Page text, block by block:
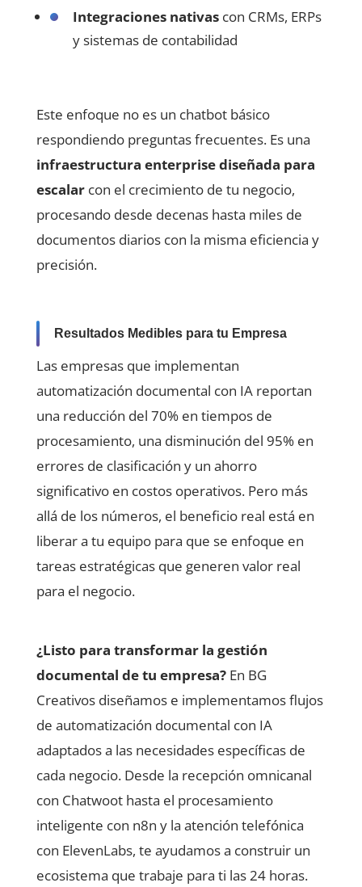
Integraciones nativas con CRMs, ERPs
y sistemas de contabilidad
Este enfoque no es un chatbot básico
respondiendo preguntas frecuentes. Es una
infraestructura enterprise diseñada para
escalarcon el crecimiento de tu negocio,
procesando desde decenas hasta miles de
documentos diarios con la misma eficiencia y
precisión.
Resultados Medibles para tu Empresa
Las empresas que implementan
automatización documental con IA reportan
una reducción del 70% en tiempos de
procesamiento, una disminución del 95% en
errores de clasificación y un ahorro
significativo en costos operativos. Pero más
allá de los números, el beneficio real está en
liberar a tu equipo para que se enfoque en
tareas estratégicas que generen valor real
para el negocio.
¿Listo para transformar la gestión
documental de tu empresa?En BG
Creativos diseñamos e implementamos flujos
de automatización documental con IA
adaptados a las necesidades específicas de
cada negocio. Desde la recepción omnicanal
con Chatwoot hasta el procesamiento
inteligente con n8n y la atención telefónica
con ElevenLabs, te ayudamos a construir un
ecosistema que trabaje para ti las 24 horas.